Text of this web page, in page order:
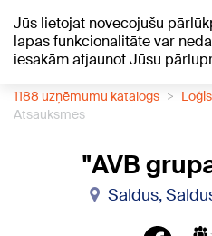
Jūs lietojat novecojušu
lapas funkcionalitāte var
iesakām atjaunot Jūsu
+23°C
1188 uzņēmumu katalogs
Atsauksmes
"AVB
Saldus,